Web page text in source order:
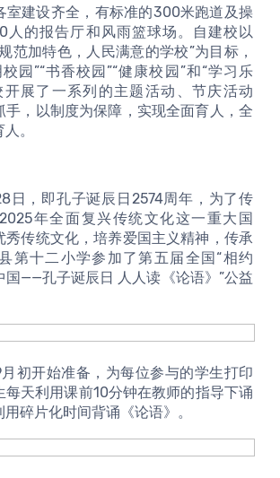
室建设齐全，有标准的300米跑道及操
人的报告厅和风雨篮球场。自建校以
范加特色，人民满意的学校”为目标，
园”“书香校园”“健康校园”和“学习乐
开展了一系列的主题活动、节庆活动
手，以制度为保障，实现全面育人，全
。
年全面复兴传统文化这一重大国
秀传统文化，培养爱国主义精神，传承
第十二小学参加了第五届全国“相约
国——孔子诞辰日 人人读《论语》”公益
每天利用课前10分钟在教师的指导下诵
碎片化时间背诵《论语》。